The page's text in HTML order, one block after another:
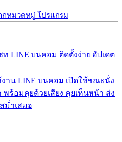
กหมวดหมู่ โปรแกรม
ท LINE บนคอม ติดตั้งง่าย อัปเดต
งาน LINE บนคอม เปิดใช้ขณะนั่ง
พร้อมคุยด้วยเสียง คุยเห็นหน้า ส่ง
ม่ำเสมอ